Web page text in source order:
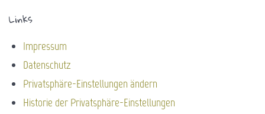
Links
Impressum
Datenschutz
Privatsphäre-Einstellungen ändern
Historie der Privatsphäre-Einstellungen